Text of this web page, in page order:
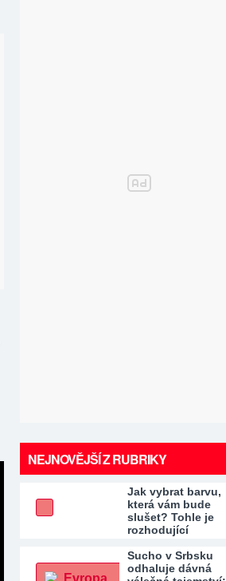
NEJNOVĚJŠÍ Z RUBRIKY
Jak vybrat barvu,
která vám bude
slušet? Tohle je
rozhodující
Sucho v Srbsku
odhaluje dávná